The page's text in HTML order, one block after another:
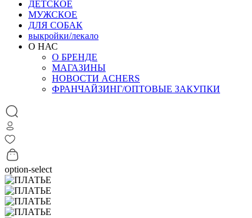
ДЕТСКОЕ
МУЖСКОЕ
ДЛЯ СОБАК
выкройки/лекало
О НАС
О БРЕНДЕ
МАГАЗИНЫ
НОВОСТИ ACHERS
ФРАНЧАЙЗИНГ/ОПТОВЫЕ ЗАКУПКИ
option-select